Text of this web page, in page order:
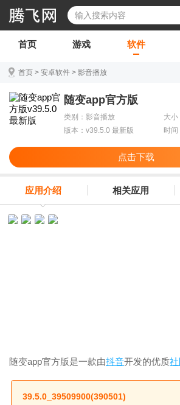
首页 游戏 软件
首页 > 安卓软件 > 影音播放
随变app官方版
类别：影音播放
大小
版本：v39.5.0 最新版
时
点击下载
应用介绍 相关应用
随变app官方版是一款由抖音开发的优质
39.5.0_39509900(390501)